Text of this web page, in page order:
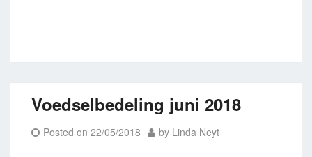
Voedselbedeling juni 2018
Posted on 22/05/2018 by Linda Neyt